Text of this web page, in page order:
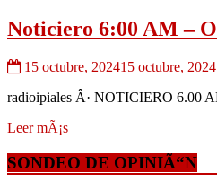
Noticiero 6:00 AM –
15 octubre, 202415 octubre, 2024
radioipiales Â· NOTICIERO 6.00
Leer mÃ¡s
SONDEO DE OPINIÃ“N